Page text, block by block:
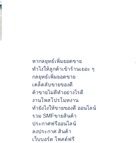
หากลยุทธ์เพิ่มยอดขาย
ทําไงให้ลูกค้าเข้าร้านเยอะ ๆ
กลยุทธ์เพิ่มยอดขาย
เคล็ดลับขายของดี
ค้าขายไม่ดีทำอย่างไรดี
งานโพสโปรโมทงาน
ทํายังไงให้ขายของดี ออนไลน์
รวม SMFขายสินค้า
ประกาศฟรีออนไลน์
ลงประกาศ สินค้า
เว็บบอร์ด โพสต์ฟรี